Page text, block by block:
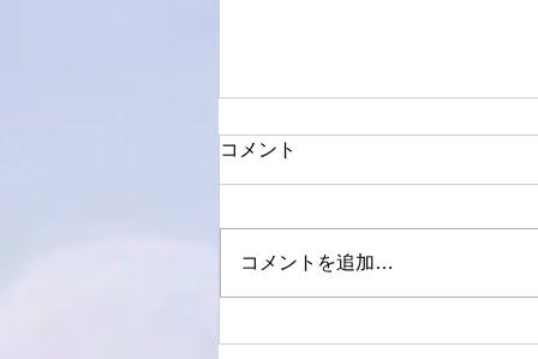
8月半ばに
コメント
コメントを追加…